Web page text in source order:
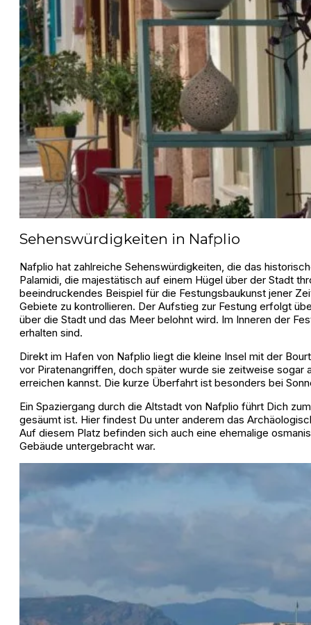
Sehenswürdigkeiten in Nafplio
Nafplio hat zahlreiche Sehenswürdigkeiten, die das
Palamidi, die majestätisch auf einem Hügel über der Stadt
beeindruckendes Beispiel für die Festungsbaukunst jener
Gebiete zu kontrollieren. Der Aufstieg zur Festung erfolgt
über die Stadt und das Meer belohnt wird. Im Inneren der
erhalten sind.
Direkt im Hafen von Nafplio liegt die kleine Insel mit der
vor Piratenangriffen, doch später wurde sie zeitweise
erreichen kannst. Die kurze Überfahrt ist besonders bei
Ein Spaziergang durch die Altstadt von Nafplio führt Dich
gesäumt ist. Hier findest Du unter anderem das
Auf diesem Platz befinden sich auch eine ehemalige
Gebäude untergebracht war.